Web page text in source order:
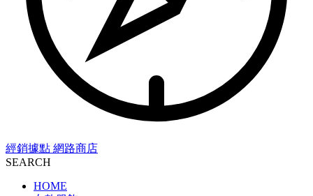
經銷據點 網路商店
SEARCH
HOME